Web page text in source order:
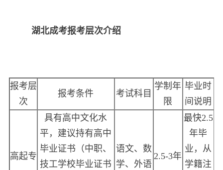
湖北成考报考层次介绍
报考层
次
报考条件 考试科目
学制年
限
毕业时
间说明
高起专
具有高中文化水
平，建议持有高中
毕业证书（中职、
技工学校毕业证书
语文、数
学、外语
2.5-3年
最快2.5
年毕
业，从
学籍注